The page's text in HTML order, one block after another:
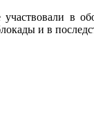
участвовали
и в